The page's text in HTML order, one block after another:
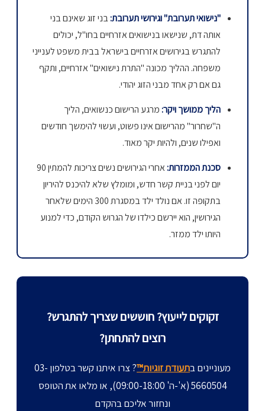
"נישואי תערובת" וגירושי תערובת:בני זוג שאינם בני
אותה דת, שנישאו בנישואים אזרחיים בחו"ל, יכולים
להתגרש בגירושים אזרחיים בישראל בבית משפט לענייני
משפחה. ההליך מכונה "התרת נישואים" אזרחיים, ותקף
גם אם רק אחד מבני הזוג יהודי.
הליך ממושך ויקר:מרגע הרישום כנשואים, הליך
ה"שחרור" מהרישום אינו פשוט, ועשוי להימשך חודשים
ואפילו שנים, ולהיות יקר מאוד.
סכנת הממזרות:
אחרי הגירושים נשים צריכות להמתין 90
יום לפני בניית קשר חדש, ומומלץ שלא להיכנס להיריון
בתקופה זו. אם נולד ילד במסגרת 300 הימים שלאחר
הגירושין, הוא יירשם כילדו של הגרוש הקודם, כדי למנוע
היותו ילד ממזר.
זקוקים לייעוץ? חוששים שצריך להתגרש?
רוצים להתחתן?
מעוניינים בתעודת זוגיות™
? צרו איתנו קשר בטלפון 03-
5660504 (א'-ה' 09:00-18:00), או מלאו את הטופס
ונחזור אליכם בהקדם